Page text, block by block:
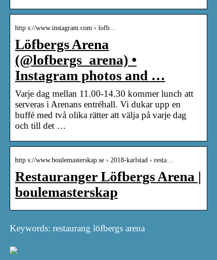
http s://www.instagram.com › lofb…
Löfbergs Arena
(@lofbergs_arena) •
Instagram photos and …
Varje dag mellan 11.00-14.30 kommer lunch att
serveras i Arenans entréhall. Vi dukar upp en
buffé med två olika rätter att välja på varje dag
och till det …
http s://www.boulemasterskap.se › 2018-karlstad › resta…
Restauranger Löfbergs Arena |
boulemasterskap
Keywords: restaurang löfbergs arena